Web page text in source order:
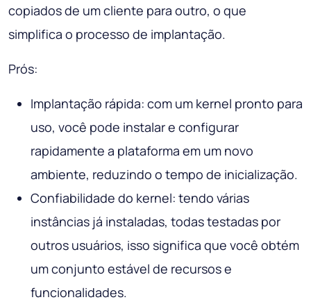
copiados de um cliente para outro, o que
simplifica o processo de implantação.
Prós:
Implantação rápida: com um kernel pronto para
uso, você pode instalar e configurar
rapidamente a plataforma em um novo
ambiente, reduzindo o tempo de inicialização.
Confiabilidade do kernel: tendo várias
instâncias já instaladas, todas testadas por
outros usuários, isso significa que você obtém
um conjunto estável de recursos e
funcionalidades.